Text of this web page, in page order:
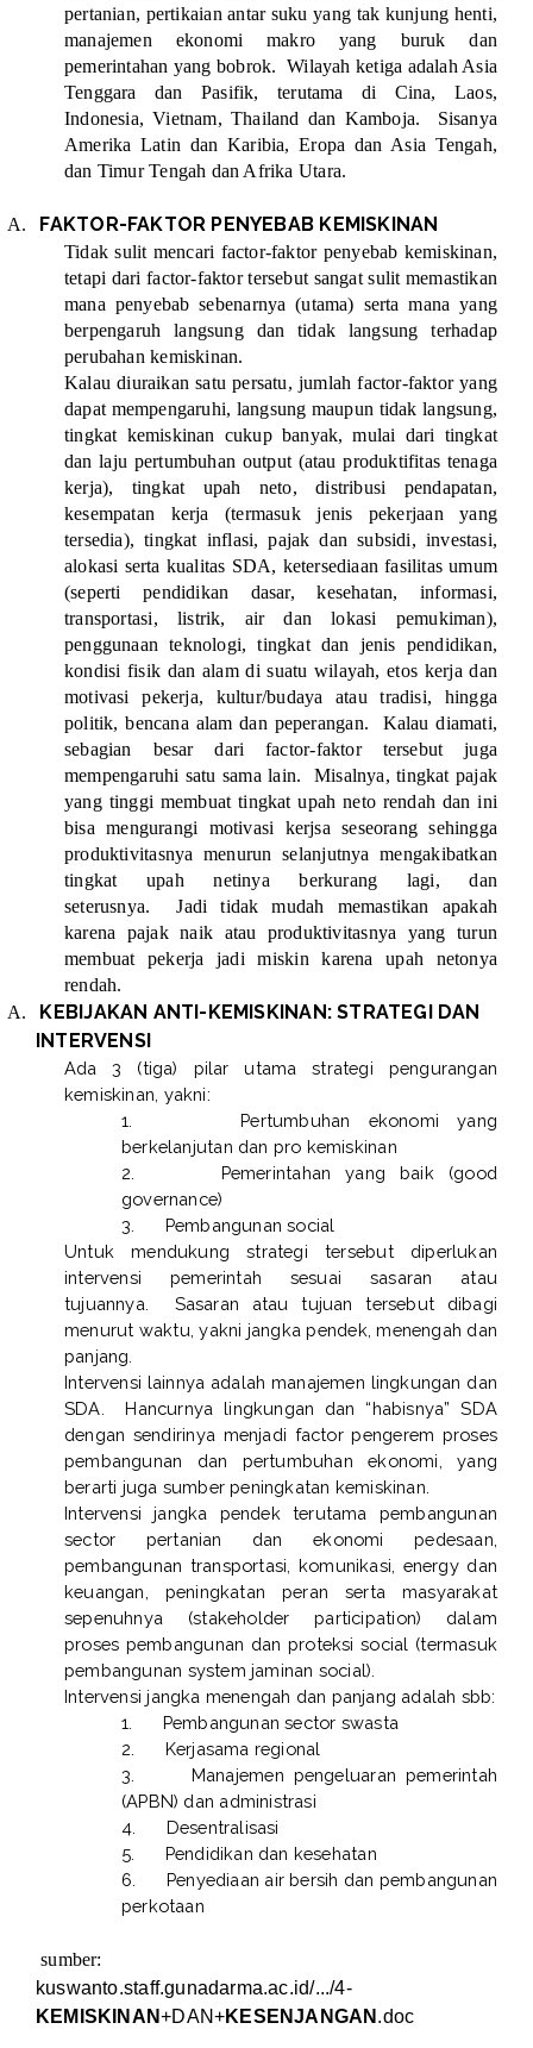
pertanian, pertikaian antar suku yang tak kunjung henti,
manajemen ekonomi makro yang buruk dan
pemerintahan yang bobrok. Wilayah ketiga adalah Asia
Tenggara dan Pasifik, terutama di Cina, Laos,
Indonesia, Vietnam, Thailand dan Kamboja.
Sisanya
Amerika Latin dan Karibia, Eropa dan Asia Tengah,
dan Timur Tengah dan Afrika Utara.
A. FAKTOR-FAKTOR PENYEBAB KEMISKINAN
Tidak sulit mencari factor-faktor penyebab kemiskinan,
tetapi dari factor-faktor tersebut sangat sulit memastikan
mana penyebab sebenarnya (utama) serta mana yang
berpengaruh langsung dan tidak langsung terhadap
perubahan kemiskinan.
Kalau diuraikan satu persatu, jumlah factor-faktor yang
dapat mempengaruhi, langsung maupun tidak langsung,
tingkat kemiskinan cukup banyak, mulai dari tingkat
dan laju pertumbuhan output (atau produktifitas tenaga
kerja), tingkat upah neto, distribusi pendapatan,
kesempatan kerja (termasuk jenis pekerjaan yang
tersedia), tingkat inflasi, pajak dan subsidi, investasi,
alokasi serta kualitas SDA, ketersediaan fasilitas umum
(seperti pendidikan dasar, kesehatan, informasi,
transportasi, listrik, air dan lokasi pemukiman),
penggunaan teknologi, tingkat dan jenis pendidikan,
kondisi fisik dan alam di suatu wilayah, etos kerja dan
motivasi pekerja, kultur/budaya atau tradisi, hingga
politik, bencana alam dan peperangan.
Kalau diamati,
sebagian besar dari factor-faktor tersebut juga
mempengaruhi satu sama lain.
Misalnya, tingkat pajak
yang tinggi membuat tingkat upah neto rendah dan ini
bisa mengurangi motivasi kerjsa seseorang sehingga
produktivitasnya menurun selanjutnya mengakibatkan
tingkat upah netinya berkurang lagi, dan
seterusnya.
Jadi tidak mudah memastikan apakah
karena pajak naik atau produktivitasnya yang turun
membuat pekerja jadi miskin karena upah netonya
rendah.
A.
KEBIJAKAN ANTI-KEMISKINAN: STRATEGI DAN
INTERVENSI
Ada 3 (tiga) pilar utama strategi pengurangan
kemiskinan, yakni:
1.
Pertumbuhan ekonomi yang
berkelanjutan dan pro kemiskinan
2.
Pemerintahan yang baik (good
governance)
3.
Pembangunan social
Untuk mendukung strategi tersebut diperlukan
intervensi pemerintah sesuai sasaran atau
tujuannya.
Sasaran atau tujuan tersebut dibagi
menurut waktu, yakni jangka pendek, menengah dan
panjang.
Intervensi lainnya adalah manajemen lingkungan dan
SDA.
Hancurnya lingkungan dan “habisnya” SDA
dengan sendirinya menjadi factor pengerem proses
pembangunan dan pertumbuhan ekonomi, yang
berarti juga sumber peningkatan kemiskinan.
Intervensi jangka pendek terutama pembangunan
sector pertanian dan ekonomi pedesaan,
pembangunan transportasi, komunikasi, energy dan
keuangan, peningkatan peran serta masyarakat
sepenuhnya (stakeholder participation) dalam
proses pembangunan dan proteksi social (termasuk
pembangunan system jaminan social).
Intervensi jangka menengah dan panjang adalah sbb:
1.
Pembangunan sector swasta
2.
Kerjasama regional
3.
Manajemen pengeluaran pemerintah
(APBN) dan administrasi
4.
Desentralisasi
5.
Pendidikan dan kesehatan
6.
Penyediaan air bersih dan pembangunan
perkotaan
sumber:
kuswanto.staff.gunadarma.ac.id/.../4-
KEMISKINAN+DAN+KESENJANGAN .doc